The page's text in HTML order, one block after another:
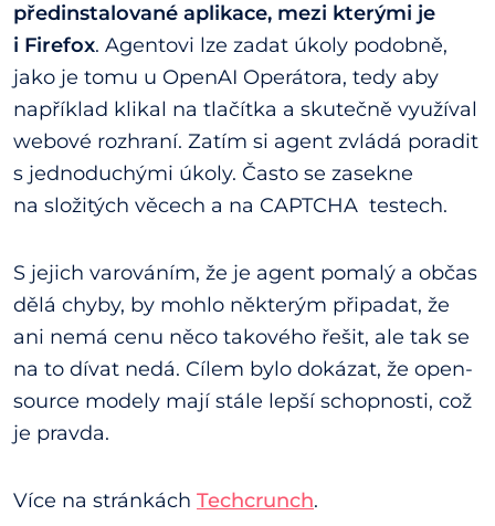
předinstalované aplikace, mezi kterými je
i Firefox. Agentovi lze zadat úkoly podobně,
jako je tomu u OpenAI Operátora, tedy aby
například klikal na tlačítka a skutečně využíval
webové rozhraní. Zatím si agent zvládá poradit
s jednoduchými úkoly. Často se zasekne
na složitých věcech a na CAPTCHA testech.
S jejich varováním, že je agent pomalý a občas
dělá chyby, by mohlo některým připadat, že
ani nemá cenu něco takového řešit, ale tak se
na to dívat nedá. Cílem bylo dokázat, že open-
source modely mají stále lepší schopnosti, což
je pravda.
Více na stránkách Techcrunch.